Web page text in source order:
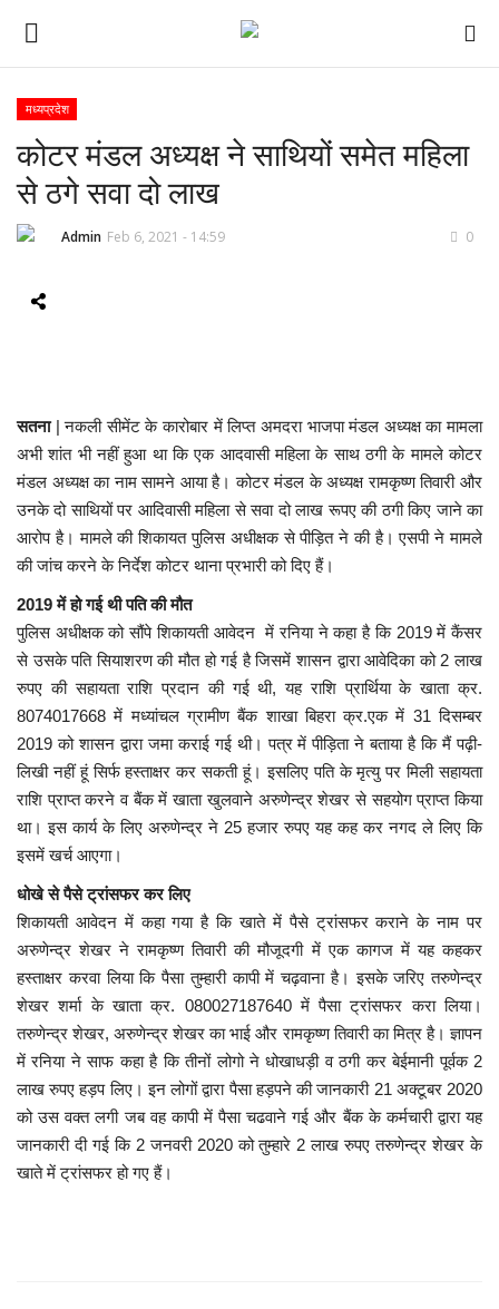
ई-पेपर
होम
देश
दुनिया
मध्यप्रदेश
छत्तीसगढ़
मनोरंजन
लाइफस्टाइल
खेल
ब्रेकिंग न्यूज़
व्यापार
टेक न्यूज़
मध्यप्रदेश
कोटर मंडल अध्यक्ष ने साथियों समेत महिला
से ठगे सवा दो लाख
Admin Feb 6, 2021 - 14:59 0
सतना | नकली सीमेंट के कारोबार में लिप्त अमदरा भाजपा मंडल अध्यक्ष का मामला
अभी शांत भी नहीं हुआ था कि एक आदवासी महिला के साथ ठगी के मामले कोटर
मंडल अध्यक्ष का नाम सामने आया है। कोटर मंडल के अध्यक्ष रामकृष्ण तिवारी और
उनके दो साथियों पर आदिवासी महिला से सवा दो लाख रूपए की ठगी किए जाने का
आरोप है। मामले की शिकायत पुलिस अधीक्षक से पीड़ित ने की है। एसपी ने मामले
की जांच करने के निर्देश कोटर थाना प्रभारी को दिए हैं।
2019 में हो गई थी पति की मौत
पुलिस अधीक्षक को सौंपे शिकायती आवेदन में रनिया ने कहा है कि 2019 में कैंसर
से उसके पति सियाशरण की मौत हो गई है जिसमें शासन द्वारा आवेदिका को 2 लाख
रुपए की सहायता राशि प्रदान की गई थी, यह राशि प्रार्थिया के खाता क्र.
8074017668 में मध्यांचल ग्रामीण बैंक शाखा बिहरा क्र.एक में 31 दिसम्बर
2019 को शासन द्वारा जमा कराई गई थी। पत्र में पीड़िता ने बताया है कि मैं पढ़ी-
लिखी नहीं हूं सिर्फ हस्ताक्षर कर सकती हूं। इसलिए पति के मृत्यु पर मिली सहायता
राशि प्राप्त करने व बैंक में खाता खुलवाने अरुणेन्द्र शेखर से सहयोग प्राप्त किया
था। इस कार्य के लिए अरुणेन्द्र ने 25 हजार रुपए यह कह कर नगद ले लिए कि
इसमें खर्च आएगा।
धोखे से पैसे ट्रांसफर कर लिए
शिकायती आवेदन में कहा गया है कि खाते में पैसे ट्रांसफर कराने के नाम पर
अरुणेन्द्र शेखर ने रामकृष्ण तिवारी की मौजूदगी में एक कागज में यह कहकर
हस्ताक्षर करवा लिया कि पैसा तुम्हारी कापी में चढ़वाना है। इसके जरिए तरुणेन्द्र
शेखर शर्मा के खाता क्र. 080027187640 में पैसा ट्रांसफर करा लिया।
तरुणेन्द्र शेखर, अरुणेन्द्र शेखर का भाई और रामकृष्ण तिवारी का मित्र है। ज्ञापन
में रनिया ने साफ कहा है कि तीनों लोगो ने धोखाधड़ी व ठगी कर बेईमानी पूर्वक 2
लाख रुपए हड़प लिए। इन लोगों द्वारा पैसा हड़पने की जानकारी 21 अक्टूबर 2020
को उस वक्त लगी जब वह कापी में पैसा चढवाने गई और बैंक के कर्मचारी द्वारा यह
जानकारी दी गई कि 2 जनवरी 2020 को तुम्हारे 2 लाख रुपए तरुणेन्द्र शेखर के
खाते में ट्रांसफर हो गए हैं।